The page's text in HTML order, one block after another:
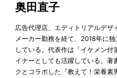
奥田直子
広告代理店、エディトリアルデザ
メーカー勤務を経て、2018年に
している。代表作は「イケメン
イナーとしても活躍している。著
クとコラボした『教えて！栄養